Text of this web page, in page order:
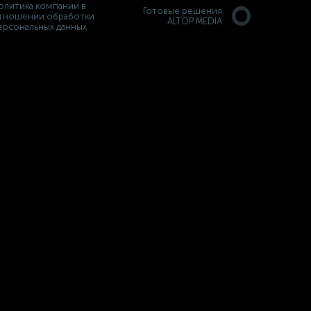
компании в
обработки
данных
Готовые решения
ALTOP MEDIA